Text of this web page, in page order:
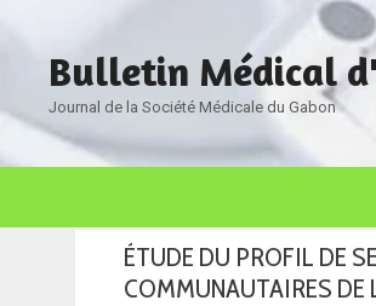
contenuBulletin Médical
Journal de la Société Médicale du Gabon
ÉTUDE DU PROFIL DE
COMMUNAUTAIRES DE